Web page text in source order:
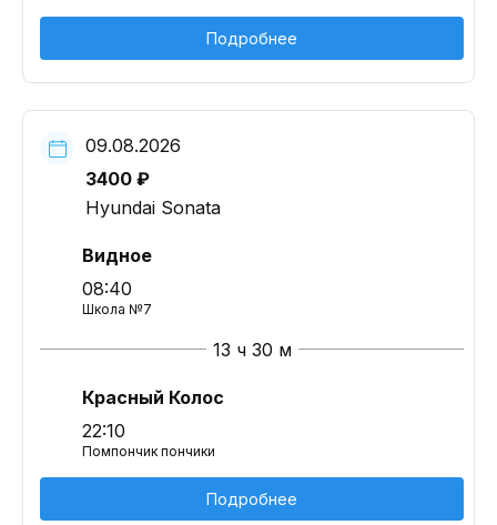
Подробнее
09.08.2026
3400 ₽
Hyundai Sonata
Видное
08:40
Школа №7
13 ч 30 м
Красный Колос
22:10
Помпончик пончики
Подробнее